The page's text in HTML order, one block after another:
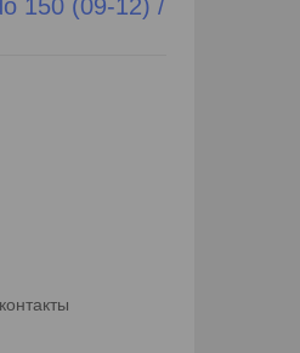
150 (09-12) /